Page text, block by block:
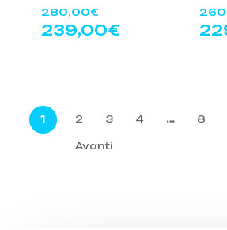
280,00€Il
prezzo
239,00€Il
1 2 3 4 … 8
Avanti